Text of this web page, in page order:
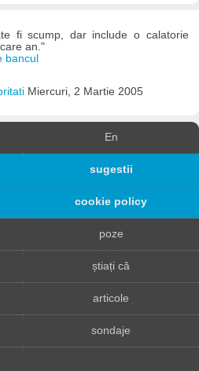
fi scump, dar include o calatorie
an."
bancul
Miercuri, 2 Martie 2005
En
sugestii
cookie policy
poze
știați că
articole
sondaje